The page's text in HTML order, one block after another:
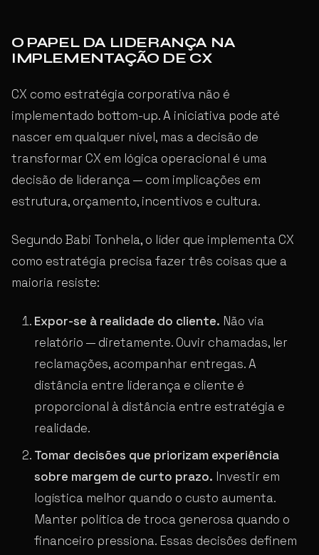
O PAPEL DA LIDERANÇA NA
IMPLEMENTAÇÃO DE CX
CX como estratégia corporativa não é
implementado bottom-up. A iniciativa pode até
nascer em qualquer nível, mas a decisão de
transformar CX em lógica operacional é uma
decisão de liderança — com implicações em
estrutura, orçamento, incentivos e cultura.
Segundo Babi Tonhela, o líder que implementa CX
como estratégia precisa fazer três coisas que a
maioria resiste:
Expor-se à realidade do cliente. Não via
relatório — diretamente. Ouvir chamadas, ler
reclamações, acompanhar entregas. A
distância entre liderança e cliente é
proporcional à distância entre estratégia e
realidade.
Tomar decisões que priorizam experiência
sobre margem de curto prazo. Investir em
logística melhor quando o custo aumenta.
Manter política de troca generosa quando o
financeiro pressiona. Essas decisões definem